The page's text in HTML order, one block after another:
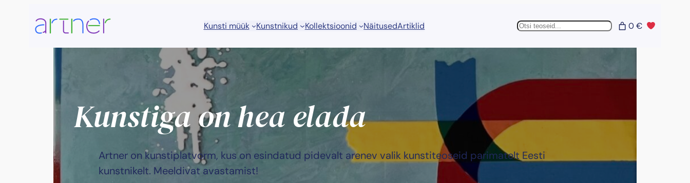
Kunsti müük Kunstnikud Kollektsioonid NäitusedArtiklid Otsing 0 €
Kunstiga on hea elada
Artner on kunstiplatvorm, kus on esindatud pidevalt arenev valik kunstiteoseid parimatelt Eesti
kunstnikelt. Meeldivat avastamist!